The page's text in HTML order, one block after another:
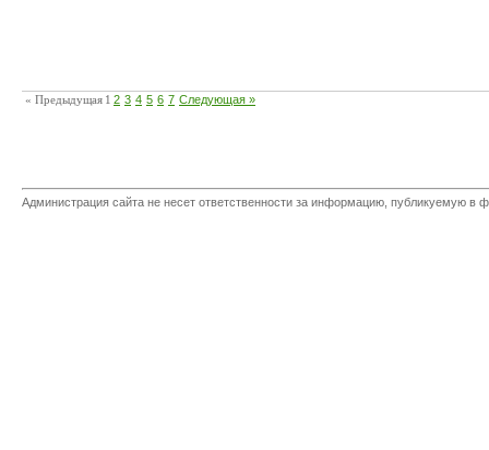
« Предыдущая 1 2 3 4 5 6 7 Следующая »
Администрация сайта не несет ответственности за информацию, публикуемую